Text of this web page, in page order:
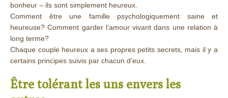
bonheur – ils sont simplement heureux.
Comment être une famille psychologiquement saine et
heureuse? Comment garder l’amour vivant dans une relation à
long terme?
Chaque couple heureux a ses propres petits secrets, mais il y a
certains principes suivis par chacun d’eux.
Être tolérant les uns envers les